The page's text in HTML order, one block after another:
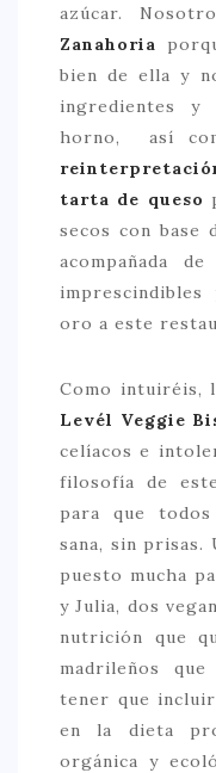
azúcar.
Zanahoria
bien de ella y
ingredientes
horno, así
tarta de queso
secos con base
acompañada
oro a este
Como intuiréis,
Levél Veggie
celíacos e
filosofía de
para que
sana, sin prisas.
puesto mucha
y Julia, dos
nutrición que
madrileños
tener que
en la dieta
orgánica y